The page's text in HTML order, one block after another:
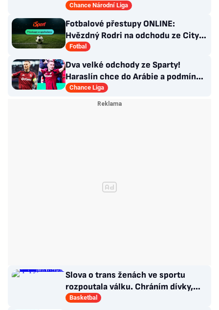
Prostějově, slaví i Slavia
Chance Národní Liga
Fotbalové přestupy ONLINE:
Hvězdný Rodri na odchodu ze City.
Zidane má nové angažmá
Fotbal
Dva velké odchody ze Sparty!
Haraslín chce do Arábie a podmínky
Kuchtova transferu
Chance Liga
Slova o trans ženách ve sportu
rozpoutala válku. Chráním dívky,
brání se basketbalistka
Basketbal